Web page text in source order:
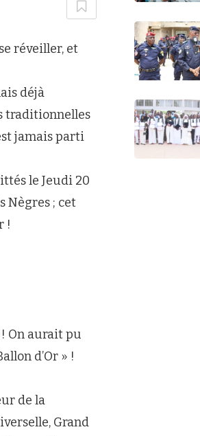
réveiller, et
déjà
traditionnelles
jamais parti
le Jeudi 20
Nègres ; cet
!
On aurait pu
d’Or » !
de la
Grand